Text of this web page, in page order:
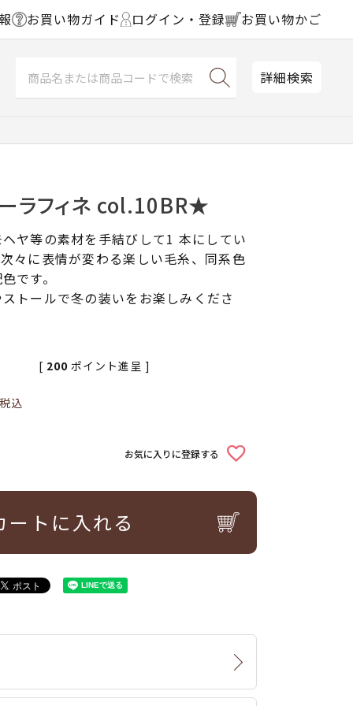
お買い物ガイド ログイン・登録 お買い物かご
詳細検索
ーラフィネ col.10BR★
ヤ等の素材を手結びして1 本にしてい
々に表情が変わる楽しい毛糸、同系色
です。
トールで冬の装いをお楽しみくださ
税込
[ 200 ポイント進呈 ]
お気に入りに登録する
ートに入れる